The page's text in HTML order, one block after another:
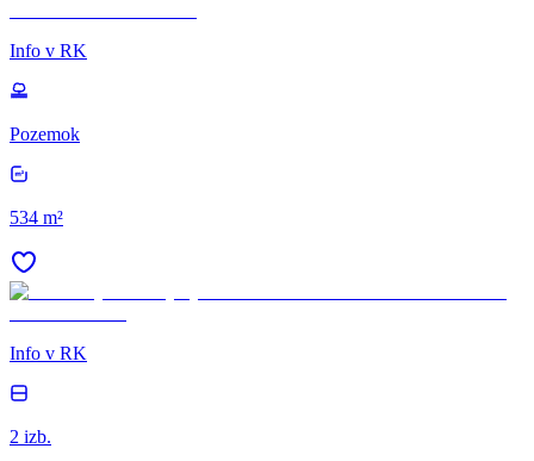
Info v RK
Pozemok
534 m²
Info v RK
2 izb.